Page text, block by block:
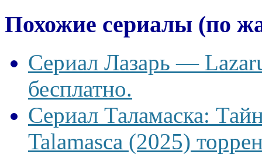
Похожие сериалы (по
Сериал Лазарь —
бесплатно.
Сериал Таламаска:
Talamasca (2025)